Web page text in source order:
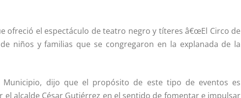
ofreció el espectáculo de teatro negro y tí­teres â€œEl Circo de
niños y familias que se congregaron en la explanada de la
dijo que el propósito de este tipo de eventos es
alcalde César Gutiérrez en el sentido de fomentar e impulsar